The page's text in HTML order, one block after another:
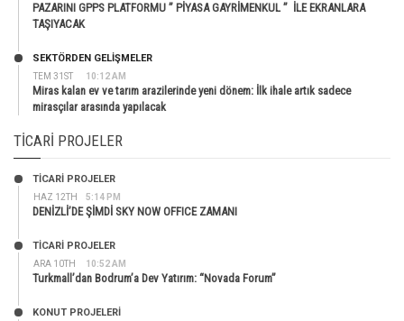
PAZARINI GPPS PLATFORMU ” PİYASA GAYRİMENKUL ” İLE EKRANLARA
TAŞIYACAK
TEM 31ST 10:12 AM
SEKTÖRDEN GELIŞMELER
Miras kalan ev ve tarım arazilerinde yeni dönem: İlk ihale artık sadece
mirasçılar arasında yapılacak
TICARI PROJELER
HAZ 12TH 5:14 PM
TİCARİ PROJELER
DENİZLİ’DE ŞİMDİ SKY NOW OFFICE ZAMANI
ARA 10TH 10:52 AM
TİCARİ PROJELER
Turkmall’dan Bodrum’a Dev Yatırım: “Novada Forum”
KONUT PROJELERI